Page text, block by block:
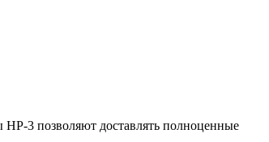
НР-3 позволяют доставлять полноценные